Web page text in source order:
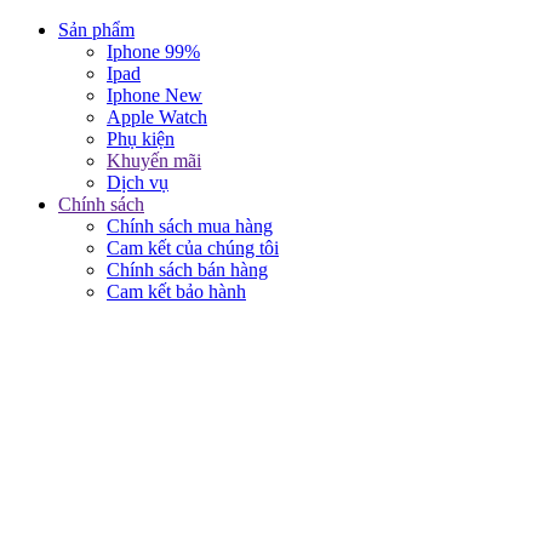
Sản phẩm
Iphone 99%
Ipad
Iphone New
Apple Watch
Phụ kiện
Khuyến mãi
Dịch vụ
Chính sách
Chính sách mua hàng
Cam kết của chúng tôi
Chính sách bán hàng
Cam kết bảo hành